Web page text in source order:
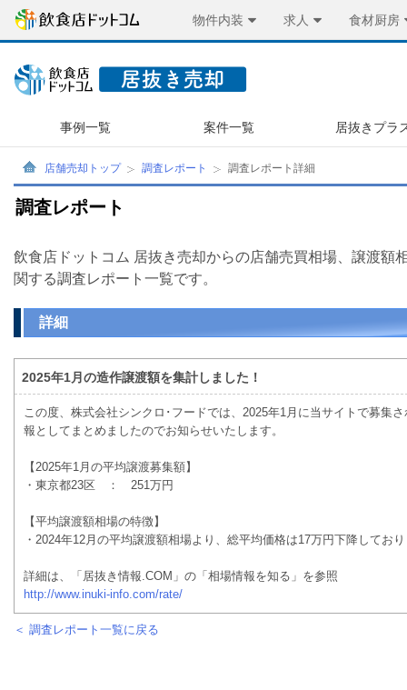
物件内装 求人 食材厨房
事例一覧 案件一覧 居抜きプラ
店舗売却トップ 調査レポート 調査レポート詳細
調査レポート
飲食店ドットコム 居抜き売却からの店舗売買相場、譲渡額
関する調査レポート一覧です。
詳細
2025年1月の造作譲渡額を集計しました！
この度、株式会社シンクロ･フードでは、2025年1月に当サイトで募集
報としてまとめましたのでお知らせいたします。
【2025年1月の平均譲渡募集額】
・東京都23区 ： 251万円
【平均譲渡額相場の特徴】
・2024年12月の平均譲渡額相場より、総平均価格は17万円下降してお
詳細は、「居抜き情報.COM」の「相場情報を知る」を参照
http://www.inuki-info.com/rate/
＜ 調査レポート一覧に戻る